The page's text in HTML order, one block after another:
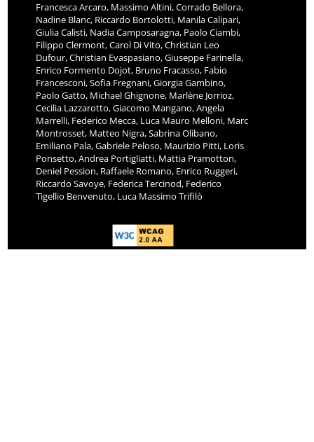
Francesca Arcaro, Massimo Altini, Corrado Bellora,
Nadine Blanc, Riccardo Bortolotti, Manila Calipari,
Giulia Calisti, Nadia Camposaragna, Paolo Ciambi,
Filippo Clermont, Carol Di Vito, Christian Leo
Dufour, Christian Evaspasiano, Giuseppe Farinella,
Enrico Formento Dojot, Bruno Fracasso, Fabio
Francesconi, Sofia Fregnani, Giorgia Gambino,
Paolo Gatto, Michael Ghignone, Marlène Jorrioz,
Cecilia Lazzarotto, Giacomo Mangano, Angela
Marrelli, Federico Mecca, Luca Mauro Melloni, Marc
Montrosset, Matteo Nigra, Sabrina Olibano,
Emiliano Pala, Gabriele Peloso, Maurizio Pitti, Loris
Ponsetto, Andrea Portigliatti, Mattia Pramotton,
Deniel Pession, Raffaele Romano, Enrico Ruggeri,
Riccardo Savoye, Federica Tercinod, Federico
Tigellio Benvenuto, Luca Massimo Trifilò